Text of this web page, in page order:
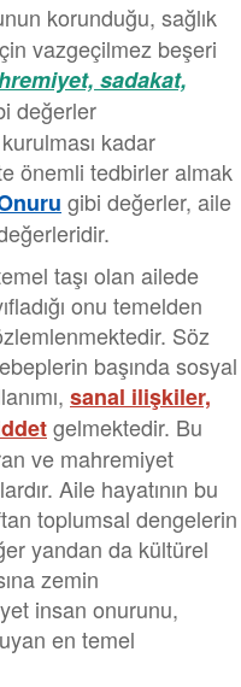
korunduğu, sağlık
vazgeçilmez beşeri
sadakat,
değerler
kadar
önemli tedbirler almak
gibi değerler, aile
taşı olan ailede
onu temelden
Söz
başında sosyal
sanal ilişkiler,
gelmektedir. Bu
ve mahremiyet
Aile hayatının bu
toplumsal dengelerin
yandan da kültürel
zemin
insan onurunu,
en temel